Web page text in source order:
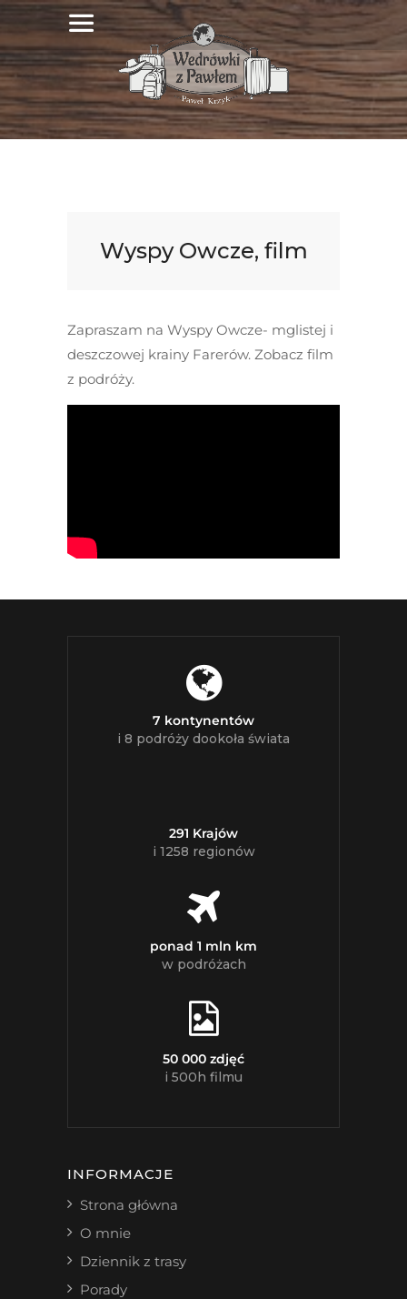
Wyspy Owcze, film
Zapraszam na Wyspy Owcze- mglistej i
deszczowej krainy Farerów. Zobacz film
z podróży.
7 kontynentów
i 8 podróży dookoła świata
291 Krajów
i 1258 regionów
ponad 1 mln km
w podróżach
50 000 zdjęć
i 500h filmu
INFORMACJE
Strona główna
O mnie
Dziennik z trasy
Porady